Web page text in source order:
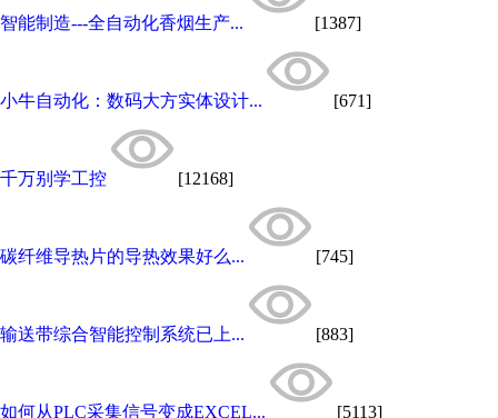
智能制造---全自动化香烟生产... [1387]
小牛自动化：数码大方实体设计... [671]
千万别学工控 [12168]
碳纤维导热片的导热效果好么... [745]
输送带综合智能控制系统已上... [883]
如何从PLC采集信号变成EXCEL... [5113]